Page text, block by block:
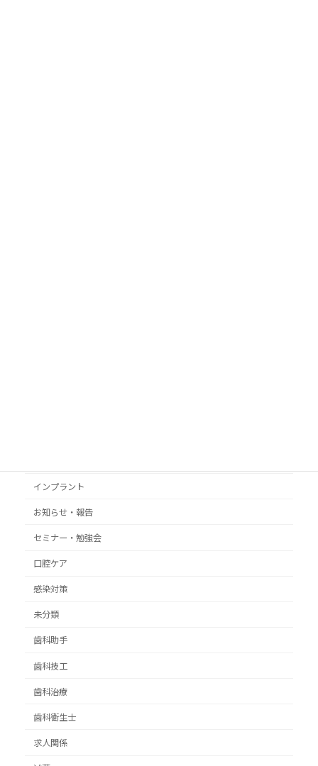
インプラント
お知らせ・報告
セミナー・勉強会
口腔ケア
感染対策
未分類
歯科助手
歯科技工
歯科治療
歯科衛生士
求人関係